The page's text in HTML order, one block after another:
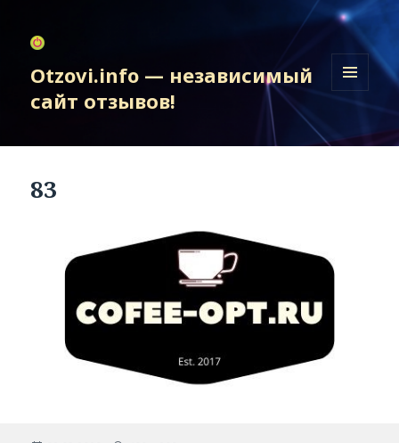
Otzovi.info — независимый
сайт отзывов!
83